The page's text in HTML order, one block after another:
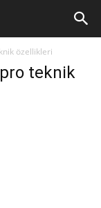
özellikleri
teknik